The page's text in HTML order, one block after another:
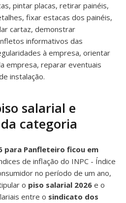
pintar placas, retirar painéis,
fixar estacas dos painéis,
cartaz, demonstrar
informativos das
à empresa, orientar
empresa, reparar eventuais
instalação.
salarial e
categoria
para Panfleteiro ficou em
de inflação do INPC - Índice
no período de um ano,
o piso salarial 2026 e o
entre o sindicato dos